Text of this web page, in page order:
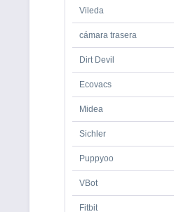
Vileda
cámara trasera
Dirt Devil
Ecovacs
Midea
Sichler
Puppyoo
VBot
Fitbit